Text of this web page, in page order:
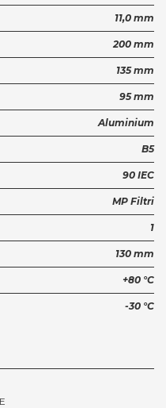
11,0 mm
200 mm
135 mm
95 mm
Aluminium
B5
90 IEC
MP Filtri
1
130 mm
+80 °C
-30 °C